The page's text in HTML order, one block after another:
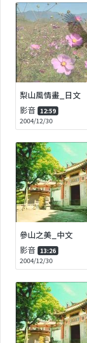
梨山風情畫_日文
影音 12:59
2004/12/30
參山之美_中文
影音 13:26
2004/12/30